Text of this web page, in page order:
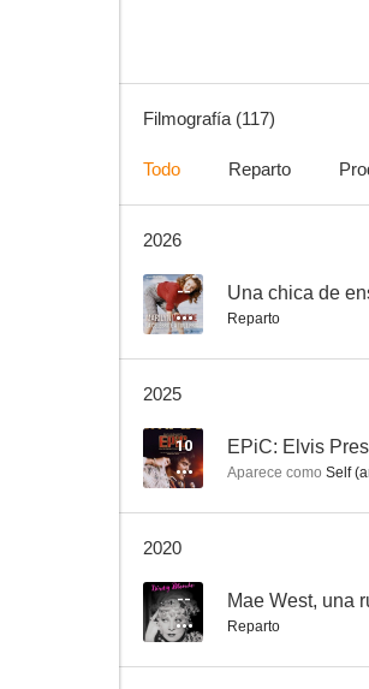
Filmografía (117)
Todo Reparto
2026
-- Una chica de
Reparto
2025
10 EPiC: Elvis
Aparece como Self
2020
-- Mae West, una
Reparto